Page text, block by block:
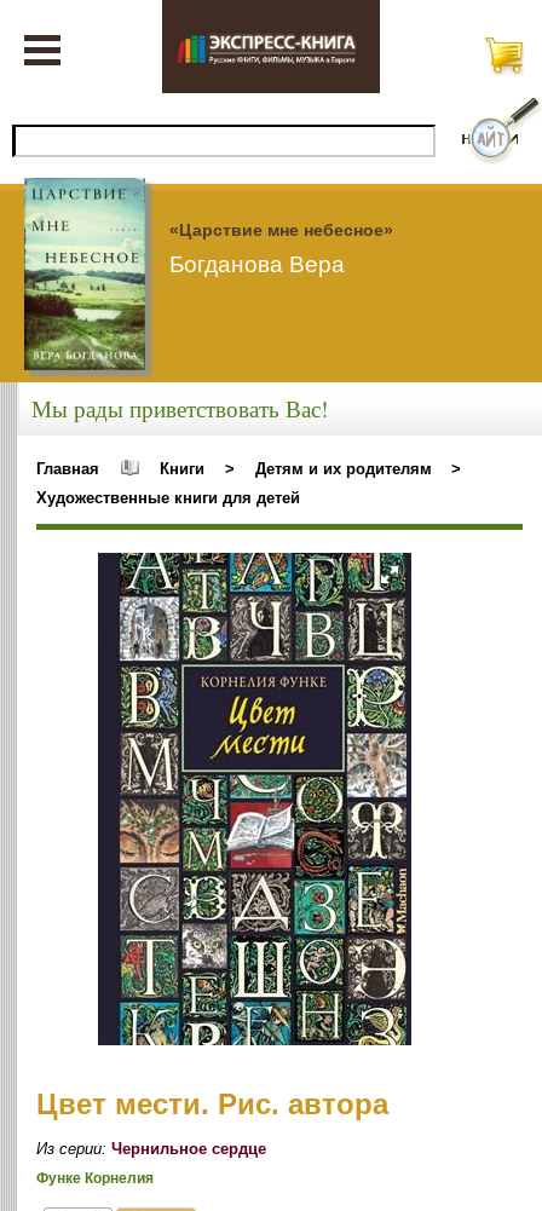
«Царствие мне небесное»
Богданова Вера
Мы рады приветствовать Вас!
Главная Книги > Детям и их родителям
>
Художественные книги для детей
Цвет мести. Рис. автора
Из серии:Чернильное сердце
Функе Корнелия